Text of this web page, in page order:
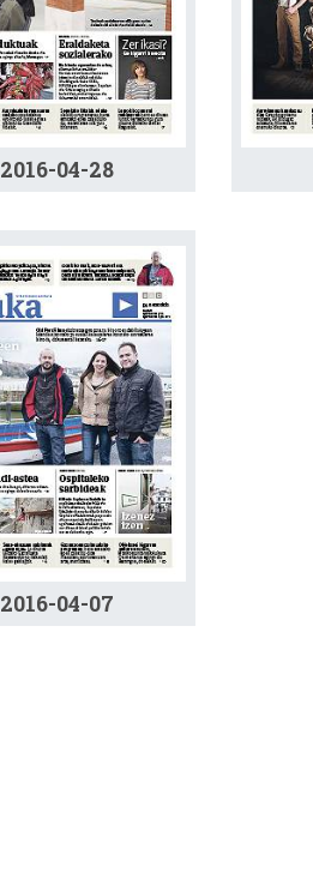
2016-04-28
2016-04-07